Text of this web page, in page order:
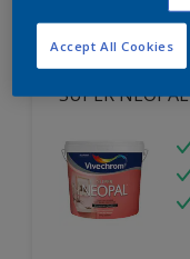
SUPER NEOPAL
Accept All Cookies